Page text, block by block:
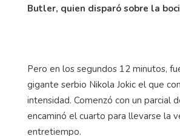
Butler, quien disparó sobre la
Pero en los segundos 12 minutos,
gigante serbio Nikola Jokic el que
intensidad. Comenzó con un parcial
encaminó el cuarto para llevarse la
entretiempo.